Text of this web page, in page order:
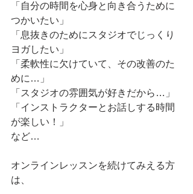
「自分の時間を心身と向き合うために
つかいたい」
「息抜きのためにスタジオでじっくり
ヨガしたい」
「柔軟性に欠けていて、その改善のた
めに…」
「スタジオの雰囲気が好きだから…」
「インストラクターとお話しする時間
が楽しい！」
など…
オンラインレッスンを続けてみえる方
は、